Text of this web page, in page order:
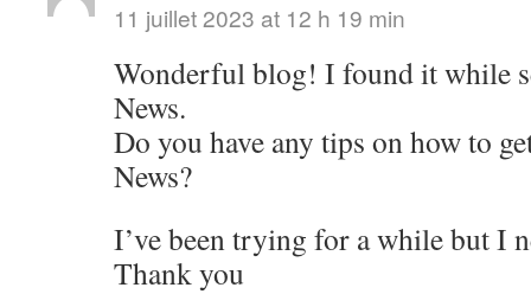
11 juillet 2023 at 12 h 19 min
Wonderful blog! I found it while
News.
Do you have any tips on how to
News?
I’ve been trying for a while but I
Thank you